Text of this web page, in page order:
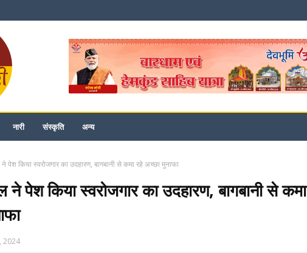
नारी संस्कृति अन्य
ने पेश किया स्वरोजगार का उदहारण, बागबानी से कमा रहे अच्छा मुनाफा
ने पेश किया स्वरोजगार का उदहारण, बागबानी से कमा
2024